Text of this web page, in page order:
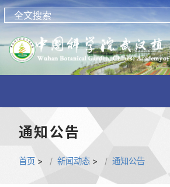
通知公告
首页 > 新闻动态 > 通知公告